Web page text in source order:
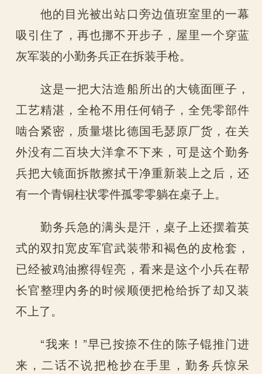
他的目光被出站口旁边值班室里的一幕
吸引住了，再也挪不开步子，屋里一个穿蓝
灰军装的小勤务兵正在拆装手枪。
这是一把大沽造船所出的大镜面匣子，
工艺精湛，全枪不用任何销子，全凭零部件
啮合紧密，质量堪比德国毛瑟原厂货，在关
外没有二百块大洋拿不下来，可是这个勤务
兵把大镜面拆散擦拭干净重新装上之后，还
有一个青铜柱状零件孤零零躺在桌子上。
勤务兵急的满头是汗，桌子上还摆着英
式的双扣宽皮军官武装带和褐色的皮枪套，
已经被鸡油擦得锃亮，看来是这个小兵在帮
长官整理内务的时候顺便把枪给拆了却又装
不上了。
“我来！”早已按捺不住的陈子锟推门进
来，二话不说把枪抄在手里，勤务兵惊呆